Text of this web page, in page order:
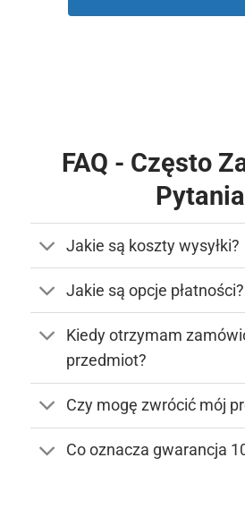
FAQ - Często
Pytania
Jakie są koszty wysyłki?
Jakie są opcje płatności?
Kiedy otrzymam
przedmiot?
Czy mogę zwrócić mój
Co oznacza gwarancja